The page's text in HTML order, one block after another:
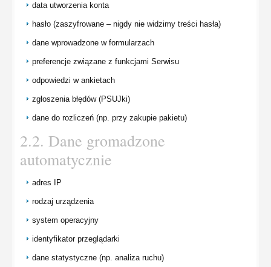
data utworzenia konta
hasło (zaszyfrowane – nigdy nie widzimy treści hasła)
dane wprowadzone w formularzach
preferencje związane z funkcjami Serwisu
odpowiedzi w ankietach
zgłoszenia błędów (PSUJki)
dane do rozliczeń (np. przy zakupie pakietu)
2.2. Dane gromadzone
automatycznie
adres IP
rodzaj urządzenia
system operacyjny
identyfikator przeglądarki
dane statystyczne (np. analiza ruchu)